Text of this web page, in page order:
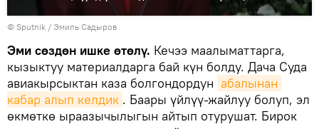
© Sputnik / Эмиль Садыров
Эми сөздөн ишке өтөлү. Кечээ маалыматтарга,
кызыктуу материалдарга бай күн болду. Дача Суда
авиакырсыктан каза болгондордун абалынан
кабар алып келдик . Баары үйлүү-жайлуу болуп, эл
өкмөткө ыраазычылыгын айтып отурушат. Бирок